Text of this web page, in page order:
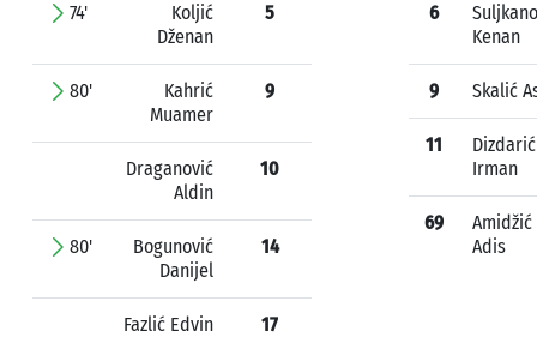
74'
Koljić
Dženan
5
80'
Kahrić
Muamer
9
Draganović
Aldin
10
80'
Bogunović
Danijel
14
Fazlić Edvin 17
6
Kenan
9 Skalić
11
Dizdarić
Irman
69
Amidžić
Adis